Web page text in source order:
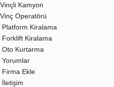
Vinçli Kamyon
Vinç Operatörü
Platform Kiralama
Forklift Kiralama
Oto Kurtarma
Yorumlar
Firma Ekle
İletişim